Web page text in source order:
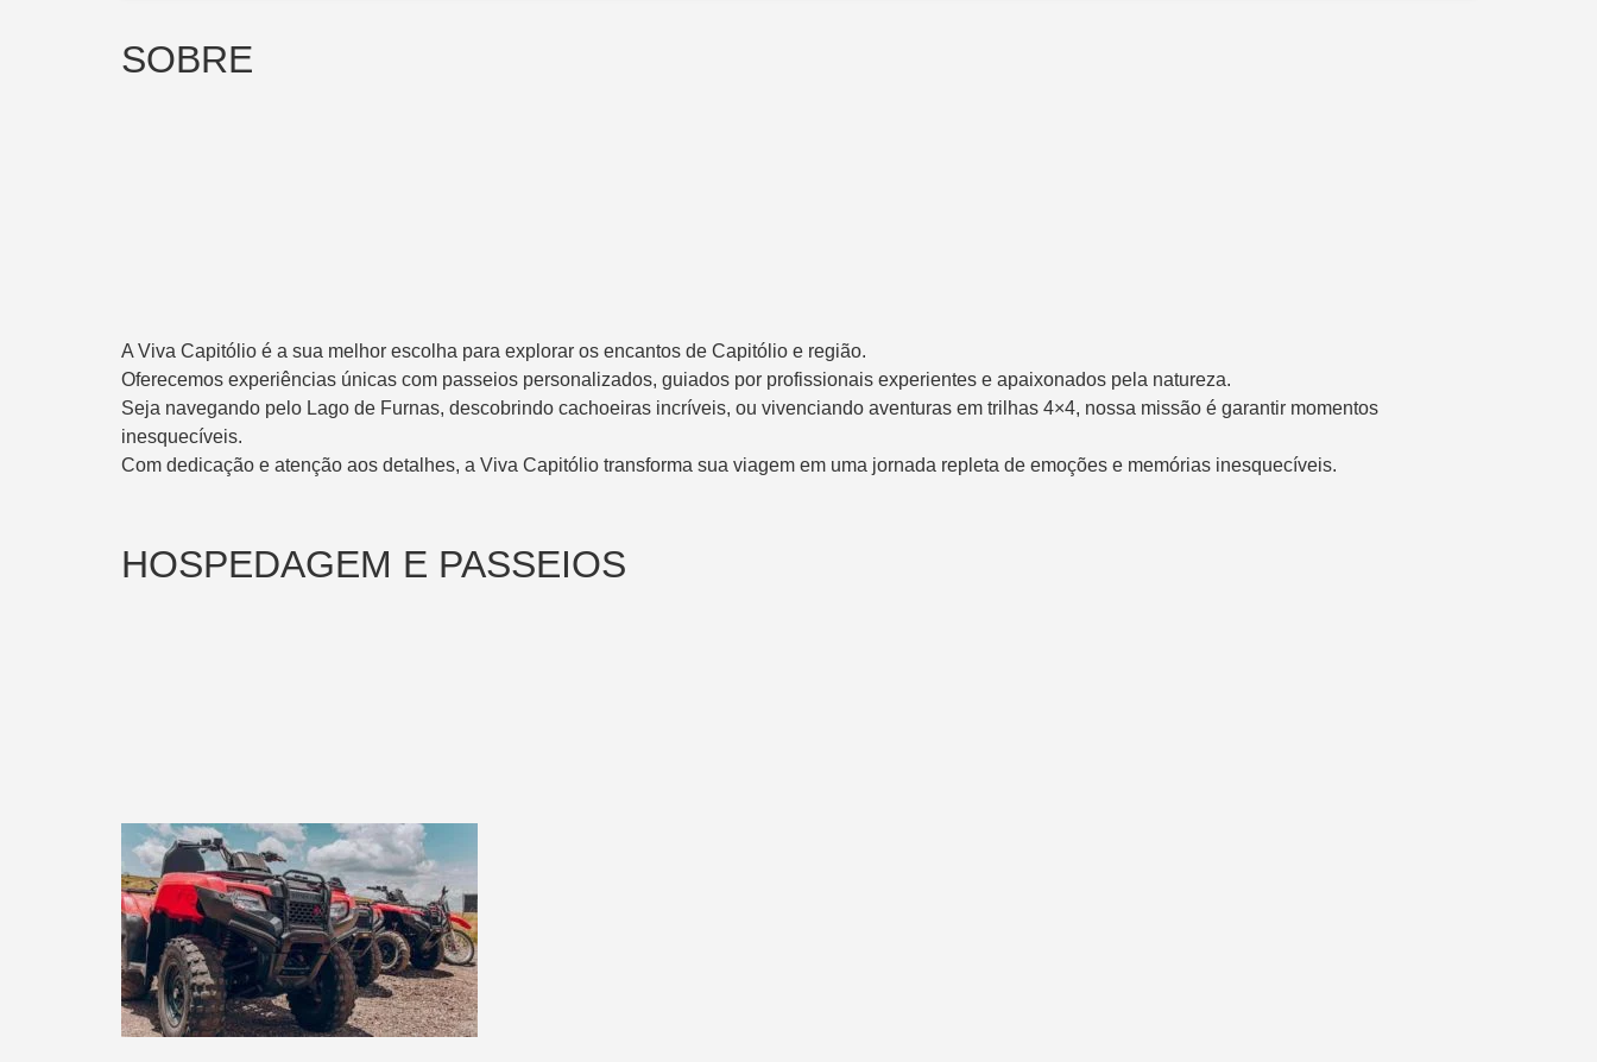
SOBRE
A Viva Capitólio é a sua melhor escolha para explorar os encantos de Capitólio e região.
Oferecemos experiências únicas com passeios personalizados, guiados por profissionais experientes e apaixonados pela natureza.
Seja navegando pelo Lago de Furnas, descobrindo cachoeiras incríveis, ou vivenciando aventuras em trilhas 4×4, nossa missão é garantir momentos
inesquecíveis.
Com dedicação e atenção aos detalhes, a Viva Capitólio transforma sua viagem em uma jornada repleta de emoções e memórias inesquecíveis.
HOSPEDAGEM E PASSEIOS